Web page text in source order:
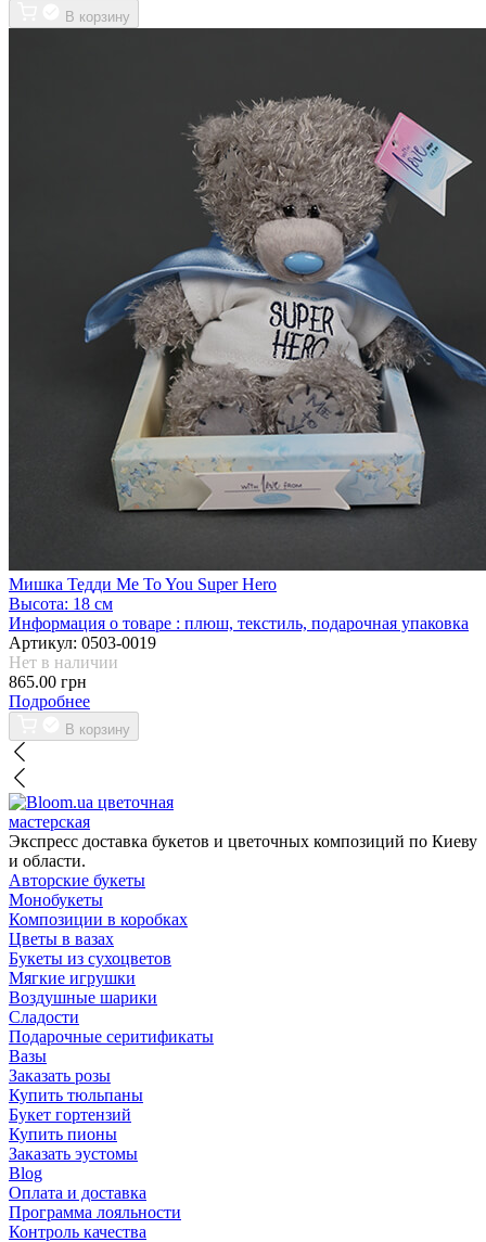
В корзину
Мишка Тедди Me To You Super Hero
Высота: 18 см
Информация о товаре : плюш, текстиль, подарочная упаковка
Артикул: 0503-0019
Нет в наличии
865.00 грн
Подробнее
В корзину
цветочная
мастерская
Экспресс доставка букетов и цветочных композиций по Киеву
и области.
Авторские букеты
Монобукеты
Композиции в коробках
Цветы в вазах
Букеты из сухоцветов
Мягкие игрушки
Воздушные шарики
Сладости
Подарочные серитификаты
Вазы
Заказать розы
Купить тюльпаны
Букет гортензий
Купить пионы
Заказать эустомы
Blog
Оплата и доставка
Программа лояльности
Контроль качества